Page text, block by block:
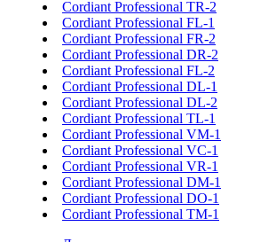
Cordiant Professional TR-2
Cordiant Professional FL-1
Cordiant Professional FR-2
Cordiant Professional DR-2
Cordiant Professional FL-2
Cordiant Professional DL-1
Cordiant Professional DL-2
Cordiant Professional TL-1
Cordiant Professional VM-1
Cordiant Professional VC-1
Cordiant Professional VR-1
Cordiant Professional DM-1
Cordiant Professional DO-1
Cordiant Professional TM-1